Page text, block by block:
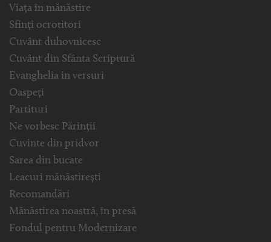
Viața în mănăstire
Sfinți ocrotitori
Cuvânt duhovnicesc
Cuvânt din Sfânta Scriptură
Evanghelia in versuri
Oaspeți
Partituri
Ne vorbesc Părinții
Cuvinte din pridvor
Sarea din bucate
Leacuri mănăstirești
Recomandări
Mănăstirea noastră, în presă
Fondul pentru Modernizare